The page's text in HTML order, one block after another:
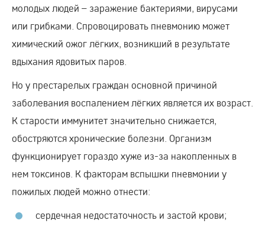
молодых людей – заражение бактериями, вирусами
или грибками. Спровоцировать пневмонию может
химический ожог лёгких, возникший в результате
вдыхания ядовитых паров.
Но у престарелых граждан основной причиной
заболевания воспалением лёгких является их возраст.
К старости иммунитет значительно снижается,
обостряются хронические болезни. Организм
функционирует гораздо хуже из-за накопленных в
нем токсинов. К факторам вспышки пневмонии у
пожилых людей можно отнести:
сердечная недостаточность и застой крови;